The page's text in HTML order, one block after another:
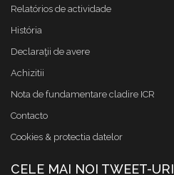
Relatórios de actividade
História
Declaraţii de avere
Achizitii
Nota de fundamentare cladire ICR
Contacto
Cookies & protectia datelor
CELE MAI NOI TWEET-URI